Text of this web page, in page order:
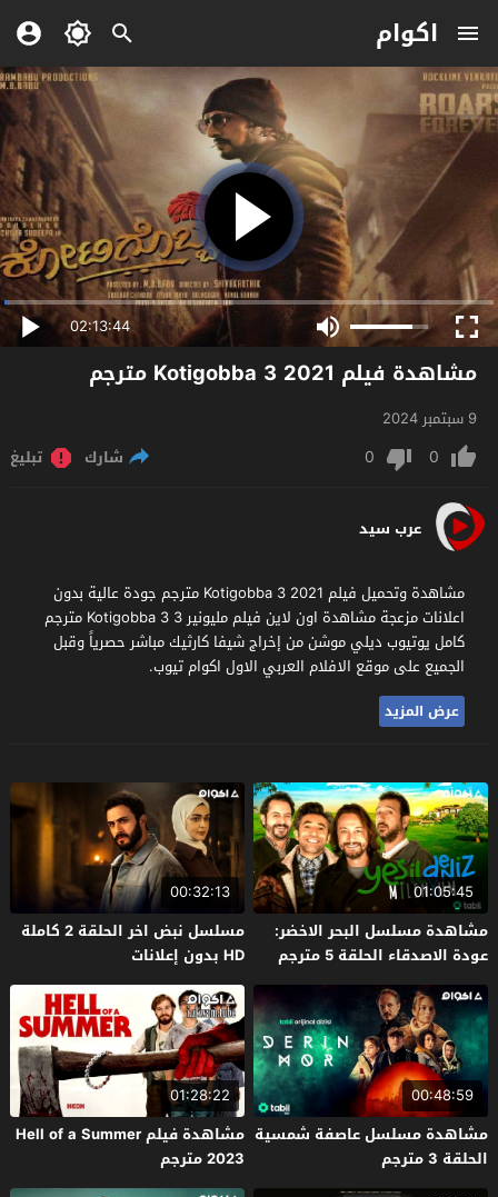
اكوام
02:13:44
مشاهدة فيلم Kotigobba 3 2021 مترجم
9 سبتمبر 2024
0
0 شارك تبليغ
عرب سيد
مشاهدة وتحميل فيلم Kotigobba 3 2021 مترجم جودة عالية بدون
اعلانات مزعجة مشاهدة اون لاين فيلم مليونير 3 Kotigobba 3 مترجم
كامل يوتيوب ديلي موشن من إخراج شيفا كارثيك مباشر حصرياً وقبل
الجميع على موقع الافلام العربي الاول اكوام تيوب.
عرض المزيد
01:05:45
مشاهدة مسلسل البحر الاخضر:
عودة الاصدقاء الحلقة 5 مترجم
00:32:13
مسلسل نبض اخر الحلقة 2 كاملة
HD بدون إعلانات
00:48:59
مشاهدة مسلسل عاصفة شمسية
الحلقة 3 مترجم
01:28:22
مشاهدة فيلم Hell of a Summer
2023 مترجم